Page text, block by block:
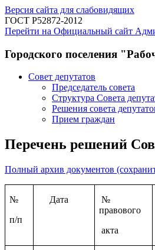
Версия сайта для слабовидящих
ГОСТ Р52872-2012
Перейти на Официальный сайт
Городского поселения
Совет депутатов
Председатель совета
Структура Совета
Решения совета
Прием граждан
Перечень решений
Полный архив документов
№
п/п
Дата
№
правового
акта